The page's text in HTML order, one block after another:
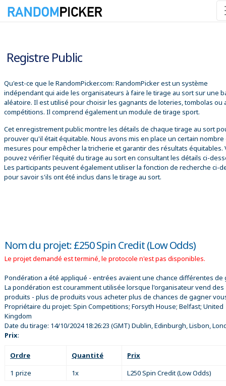
Registre Public
Qu'est-ce que le RandomPicker.com: RandomPicker est un système
indépendant qui aide les organisateurs à faire le tirage au sort sur une
aléatoire. Il est utilisé pour choisir les gagnants de loteries, tombolas ou
compétitions. Il comprend également un module de tirage sport.
Cet enregistrement public montre les détails de chaque tirage au sort
prouver qu'il était équitable. Nous avons mis en place un certain nombre
mesures pour empêcher la tricherie et garantir des résultats équitables.
pouvez vérifier l'équité du tirage au sort en consultant les détails ci-
Les participants peuvent également utiliser la fonction de recherche ci-
pour savoir s'ils ont été inclus dans le tirage au sort.
Nom du projet: £250 Spin Credit (Low Odds)
Le projet demandé est terminé, le protocole n'est pas disponibles.
Pondération a été appliqué - entrées avaient une chance différentes de
La pondération est couramment utilisée lorsque l'organisateur vend des
produits - plus de produits vous acheter plus de chances de gagner
Propriétaire du projet: Spin Competitions; Forsyth House; Belfast; United
Kingdom
Date du tirage: 14/10/2024 18:26:23 (GMT) Dublin, Edinburgh, Lisbon,
Prix:
Ordre Quantité
Prix
1 prize
1x L250 Spin Credit (Low Odds)